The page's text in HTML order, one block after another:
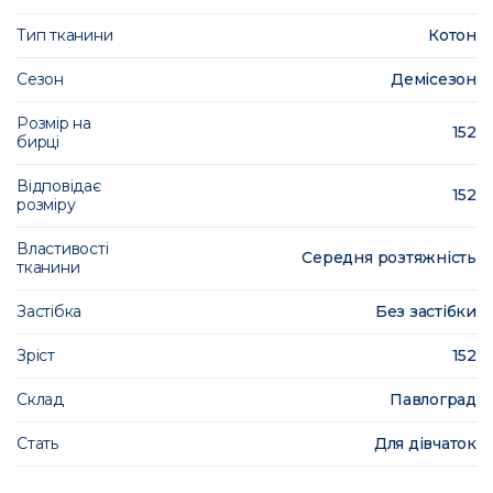
Тип тканини Котон
Сезон Демісезон
Розмір на
бирці
152
Відповідає
розміру
152
Властивості
тканини
Середня розтяжність
Застібка Без застібки
Зріст 152
Склад Павлоград
Стать Для дівчаток